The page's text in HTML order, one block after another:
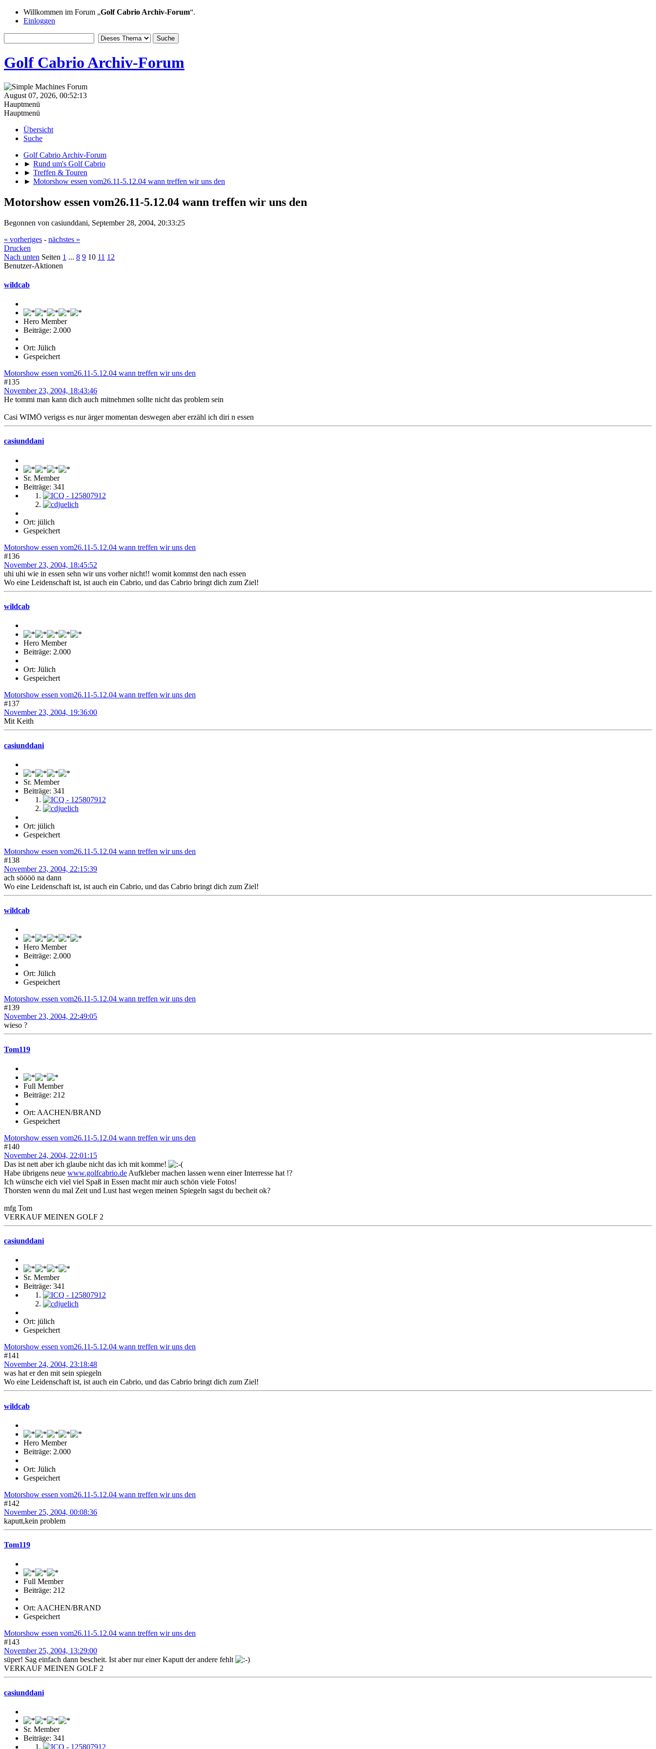
Willkommen im Forum „Golf Cabrio Archiv-Forum“.
Einloggen
Golf Cabrio Archiv-Forum
August 07, 2026, 00:52:13
Hauptmenü
Hauptmenü
Übersicht
Suche
Golf Cabrio Archiv-Forum
► Rund um's Golf Cabrio
► Treffen & Touren
► Motorshow essen vom26.11-5.12.04 wann treffen wir uns den
Motorshow essen vom26.11-5.12.04 wann treffen wir uns den
Begonnen von casiunddani, September 28, 2004, 20:33:25
« vorheriges - nächstes »
Drucken
Nach unten Seiten 1 ... 8 9 10 11 12
Benutzer-Aktionen
wildcab
Hero Member
Beiträge: 2.000
Ort: Jülich
Gespeichert
Motorshow essen vom26.11-5.12.04 wann treffen wir uns den
#135
November 23, 2004, 18:43:46
He tommi man kann dich auch mitnehmen sollte nicht das problem sein
Casi WIMÖ verigss es nur ärger momentan deswegen aber erzähl ich diri n essen
casiunddani
Sr. Member
Beiträge: 341
Ort: jülich
Gespeichert
Motorshow essen vom26.11-5.12.04 wann treffen wir uns den
#136
November 23, 2004, 18:45:52
uhi uhi wie in essen sehn wir uns vorher nicht!! womit kommst den nach essen
Wo eine Leidenschaft ist, ist auch ein Cabrio, und das Cabrio bringt dich zum Ziel!
wildcab
Hero Member
Beiträge: 2.000
Ort: Jülich
Gespeichert
Motorshow essen vom26.11-5.12.04 wann treffen wir uns den
#137
November 23, 2004, 19:36:00
Mit Keith
casiunddani
Sr. Member
Beiträge: 341
Ort: jülich
Gespeichert
Motorshow essen vom26.11-5.12.04 wann treffen wir uns den
#138
November 23, 2004, 22:15:39
ach söööö na dann
Wo eine Leidenschaft ist, ist auch ein Cabrio, und das Cabrio bringt dich zum Ziel!
wildcab
Hero Member
Beiträge: 2.000
Ort: Jülich
Gespeichert
Motorshow essen vom26.11-5.12.04 wann treffen wir uns den
#139
November 23, 2004, 22:49:05
wieso ?
Tom119
Full Member
Beiträge: 212
Ort: AACHEN/BRAND
Gespeichert
Motorshow essen vom26.11-5.12.04 wann treffen wir uns den
#140
November 24, 2004, 22:01:15
Das ist nett aber ich glaube nicht das ich mit komme!
Habe übrigens neue www.golfcabrio.de Aufkleber machen lassen wenn einer Interresse hat !?
Ich wünsche eich viel viel Spaß in Essen macht mir auch schön viele Fotos!
Thorsten wenn du mal Zeit und Lust hast wegen meinen Spiegeln sagst du becheit ok?
mfg Tom
VERKAUF MEINEN GOLF 2
casiunddani
Sr. Member
Beiträge: 341
Ort: jülich
Gespeichert
Motorshow essen vom26.11-5.12.04 wann treffen wir uns den
#141
November 24, 2004, 23:18:48
was hat er den mit sein spiegeln
Wo eine Leidenschaft ist, ist auch ein Cabrio, und das Cabrio bringt dich zum Ziel!
wildcab
Hero Member
Beiträge: 2.000
Ort: Jülich
Gespeichert
Motorshow essen vom26.11-5.12.04 wann treffen wir uns den
#142
November 25, 2004, 00:08:36
kaputt,kein problem
Tom119
Full Member
Beiträge: 212
Ort: AACHEN/BRAND
Gespeichert
Motorshow essen vom26.11-5.12.04 wann treffen wir uns den
#143
November 25, 2004, 13:29:00
süper! Sag einfach dann bescheit. Ist aber nur einer Kaputt der andere fehlt
VERKAUF MEINEN GOLF 2
casiunddani
Sr. Member
Beiträge: 341